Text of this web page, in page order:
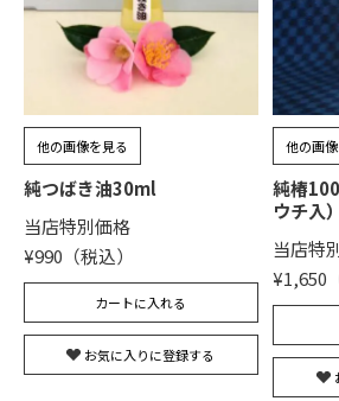
他の画像を見る
純つばき油30ml
当店特別価格
¥990
カートに入れる
お気に入りに登録する
他の画
純椿
ウチ入）
当店特
¥1,650